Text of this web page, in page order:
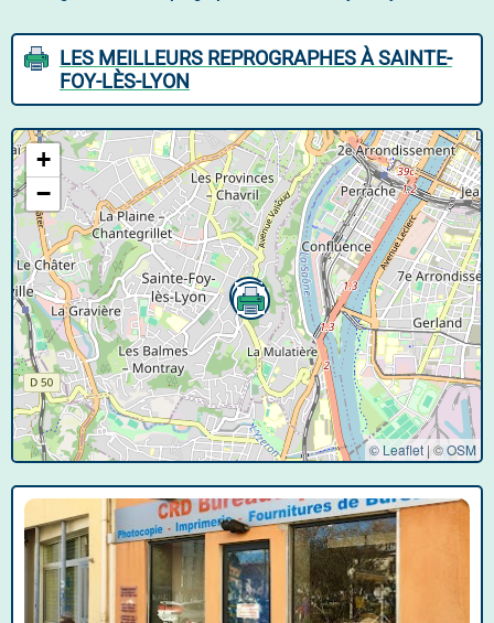
LES MEILLEURS REPROGRAPHES À SAINTE-
FOY-LÈS-LYON
+
−
© Leaflet | ©OSM